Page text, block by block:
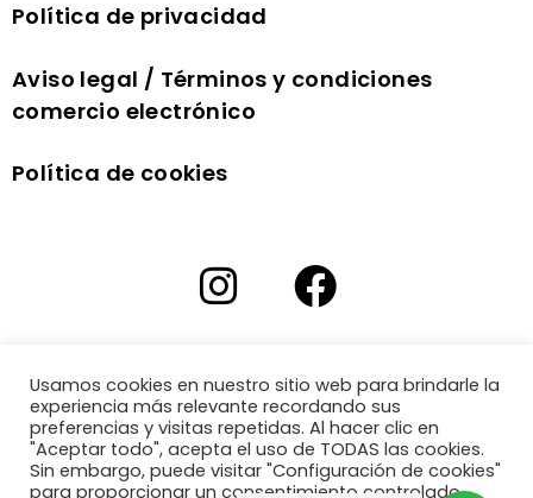
Política de privacidad
Aviso legal / Términos y condiciones
comercio electrónico
Política de cookies
Usamos cookies en nuestro sitio web para brindarle la
experiencia más relevante recordando sus
preferencias y visitas repetidas. Al hacer clic en
"Aceptar todo", acepta el uso de TODAS las cookies.
Sin embargo, puede visitar "Configuración de cookies"
para proporcionar un consentimiento controlado.